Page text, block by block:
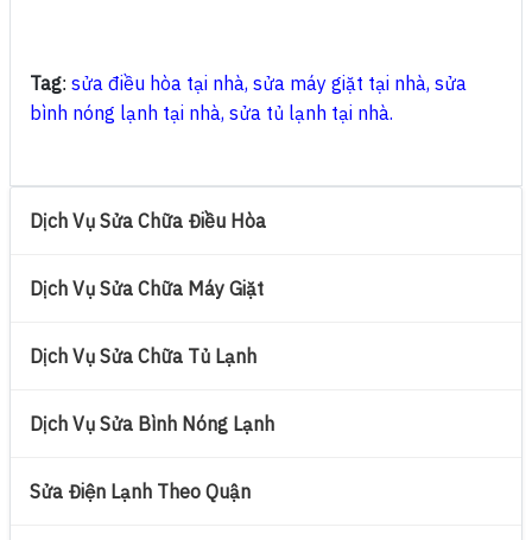
Tag: sửa điều hòa tại nhà, sửa máy giặt tại nhà, sửa
bình nóng lạnh tại nhà, sửa tủ lạnh tại nhà.
Dịch Vụ Sửa Chữa Điều Hòa
Dịch Vụ Sửa Chữa Máy Giặt
Dịch Vụ Sửa Chữa Tủ Lạnh
Dịch Vụ Sửa Bình Nóng Lạnh
Sửa Điện Lạnh Theo Quận